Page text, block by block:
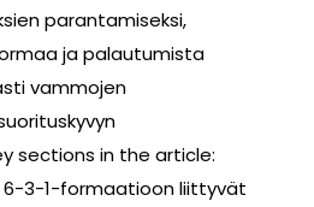
parantamiseksi,
ja palautumista
vammojen
sections in the article:
6-3-1-formaatioon liittyvät